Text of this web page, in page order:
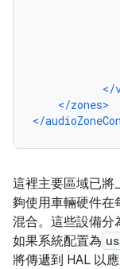
</
</zones>
</
這裡主要區域已將
夠使用車輛硬件在
混合。這些設備分
如果系統配置為
將傳遞到 HAL 以